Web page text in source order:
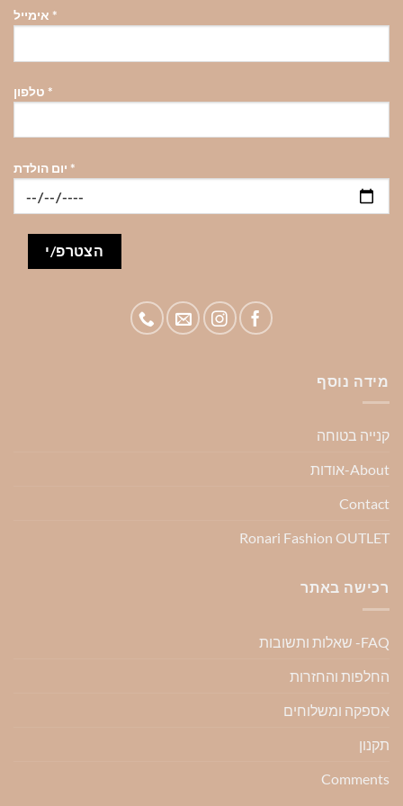
*
*
*
מידה נוסף
קנייה בטוחה
About-אודות
Contact
Ronari Fashion OUTLET
רכישה באתר
FAQ- שאלות ותשובות
החלפות והחזרות
אספקה ומשלוחים
תקנון
Comments